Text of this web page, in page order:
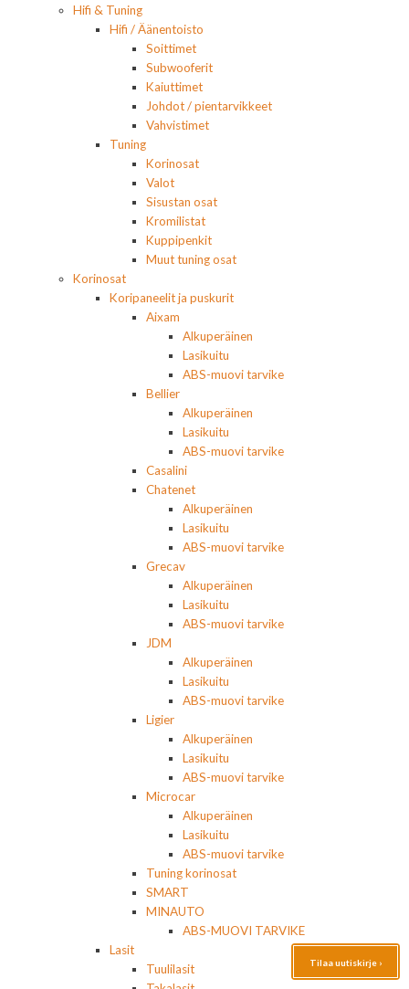
Hifi & Tuning
Hifi / Äänentoisto
Soittimet
Subwooferit
Kaiuttimet
Johdot / pientarvikkeet
Vahvistimet
Tuning
Korinosat
Valot
Sisustan osat
Kromilistat
Kuppipenkit
Muut tuning osat
Korinosat
Koripaneelit ja puskurit
Aixam
Alkuperäinen
Lasikuitu
ABS-muovi tarvike
Bellier
Alkuperäinen
Lasikuitu
ABS-muovi tarvike
Casalini
Chatenet
Alkuperäinen
Lasikuitu
ABS-muovi tarvike
Grecav
Alkuperäinen
Lasikuitu
ABS-muovi tarvike
JDM
Alkuperäinen
Lasikuitu
ABS-muovi tarvike
Ligier
Alkuperäinen
Lasikuitu
ABS-muovi tarvike
Microcar
Alkuperäinen
Lasikuitu
ABS-muovi tarvike
Tuning korinosat
SMART
MINAUTO
ABS-MUOVI TARVIKE
Lasit
Tuulilasit
Tilaa uutiskirje ›